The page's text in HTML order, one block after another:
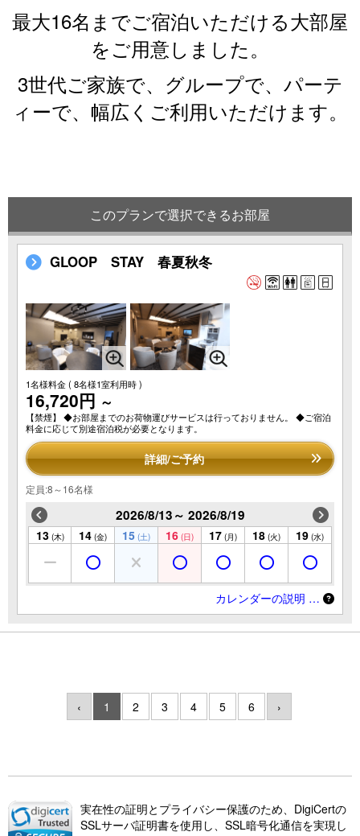
最大16名までご宿泊いただける大部屋
をご用意しました。
3世代ご家族で、グループで、パーテ
ィーで、幅広くご利用いただけます。
このプランで選択できるお部屋
GLOOP STAY 春夏秋冬
1名様料金( 8名様1室利用時 )
16,720円 ～
【禁煙】 ◆お部屋までのお荷物運びサービスは行っておりません。 ◆ご宿泊
料金に応じて別途宿泊税が必要となります。
詳細/ご予約
定員:8～16名様
2026/8/13～ 2026/8/19
13 (木) 14 (金) 15 (土) 16 (日) 17 (月) 18 (火) 19 (水)
カレンダーの説明 …
‹ 1 2 3 4 5 6 ›
実在性の証明とプライバシー保護のため、DigiCertの
SSLサーバ証明書を使用し、SSL暗号化通信を実現し